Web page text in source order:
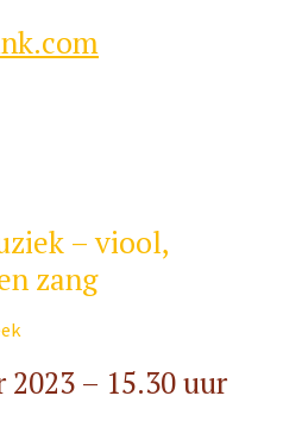
– viool,
zang
– 15.30 uur